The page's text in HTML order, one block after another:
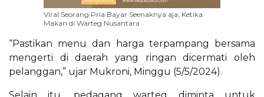
Viral Seorang Pria Bayar Seenaknya aja, Ketika
Makan di Warteg Nusantara
“Pastikan menu dan harga terpampang bersama
mengerti di daerah yang ringan dicermati oleh
pelanggan,” ujar Mukroni, Minggu (5/5/2024).